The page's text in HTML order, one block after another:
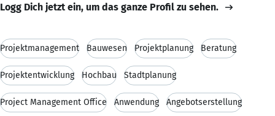
Logg Dich jetzt ein, um das ganze Profil zu sehen.
Projektmanagement Bauwesen Projektplanung Beratung
Projektentwicklung Hochbau Stadtplanung
Project Management Office Anwendung Angebotserstellung